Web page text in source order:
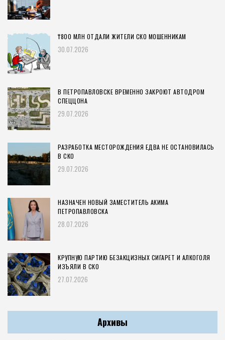
₸800 МЛН ОТДАЛИ ЖИТЕЛИ СКО МОШЕННИКАМ
30.07.2026
В ПЕТРОПАВЛОВСКЕ ВРЕМЕННО ЗАКРОЮТ АВТОДРОМ
СПЕЦЦОНА
29.07.2026
РАЗРАБОТКА МЕСТОРОЖДЕНИЯ ЕДВА НЕ ОСТАНОВИЛАСЬ
В СКО
29.07.2026
НАЗНАЧЕН НОВЫЙ ЗАМЕСТИТЕЛЬ АКИМА
ПЕТРОПАВЛОВСКА
28.07.2026
КРУПНУЮ ПАРТИЮ БЕЗАКЦИЗНЫХ СИГАРЕТ И АЛКОГОЛЯ
ИЗЪЯЛИ В СКО
27.07.2026
Архивы